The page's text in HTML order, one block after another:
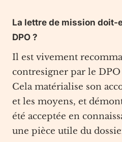
La lettre de mission doit-
DPO ?
Il est vivement
contresigner par le DPO
Cela matérialise son
et les moyens, et
été acceptée en
une pièce utile du